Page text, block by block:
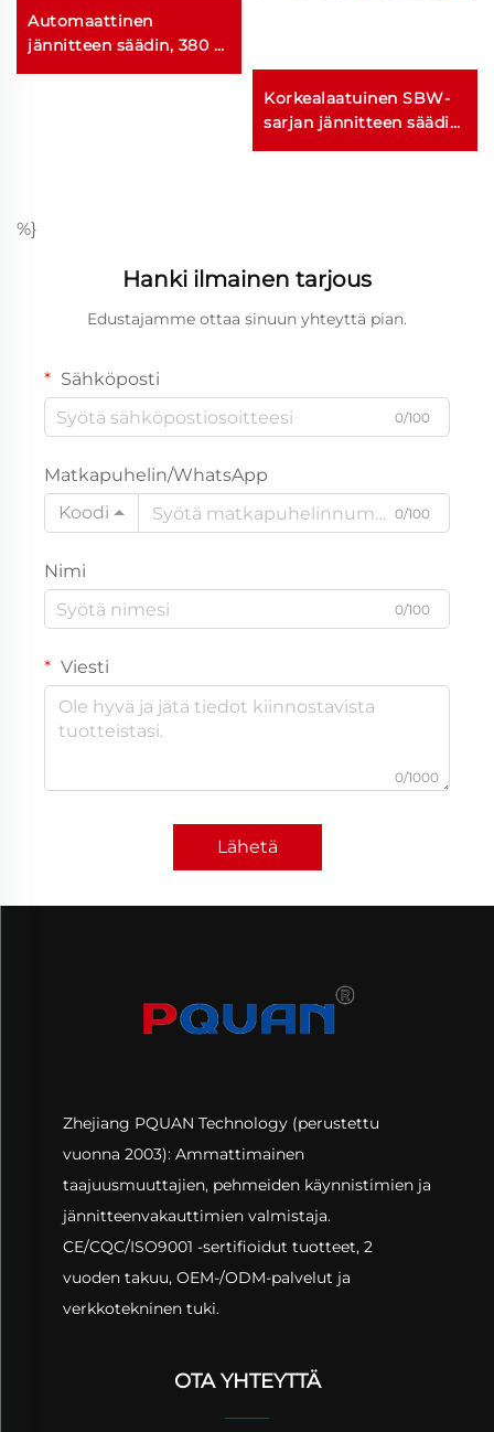
Automaattinen
jännitteen säädin, 380 V,
15/20/40/50/60/80/100
Korkealaatuinen SBW-
sarjan jännitteen säädin,
380 V, 1200 kVA, 800
%}
Hanki ilmainen tarjous
Edustajamme ottaa sinuun yhteyttä pian.
Sähköposti
0/100
Matkapuhelin/WhatsApp
Koodi
0/100
Nimi
0/100
Viesti
0/1000
Lähetä
Zhejiang PQUAN Technology (perustettu
vuonna 2003): Ammattimainen
taajuusmuuttajien, pehmeiden käynnistimien ja
jännitteenvakauttimien valmistaja.
CE/CQC/ISO9001 -sertifioidut tuotteet, 2
vuoden takuu, OEM-/ODM-palvelut ja
verkkotekninen tuki.
OTA YHTEYTTÄ